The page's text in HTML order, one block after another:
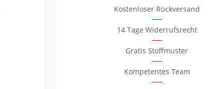
Kostenloser Rückversand
14 Tage Widerrufsrecht
Gratis Stoffmuster
Kompetentes Team